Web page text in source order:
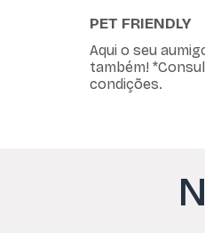
PET FRIENDLY
Aqui o seu
também!
condições.